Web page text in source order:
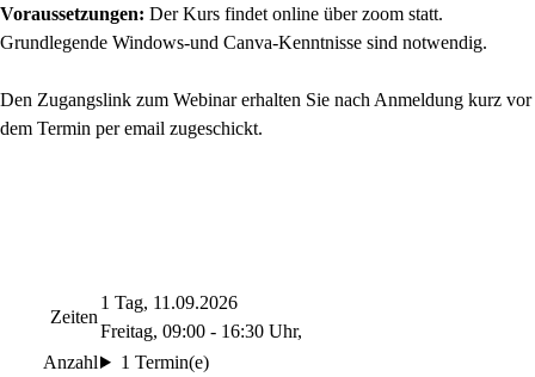
Voraussetzungen: Der Kurs findet online über zoom statt.
Grundlegende Windows-und Canva-Kenntnisse sind notwendig.
Den Zugangslink zum Webinar erhalten Sie nach Anmeldung kurz vor
dem Termin per email zugeschickt.
Zeiten
1 Tag, 11.09.2026
Freitag, 09:00 - 16:30 Uhr,
Anzahl
1 Termin(e)